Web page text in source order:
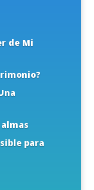
de Mi
para